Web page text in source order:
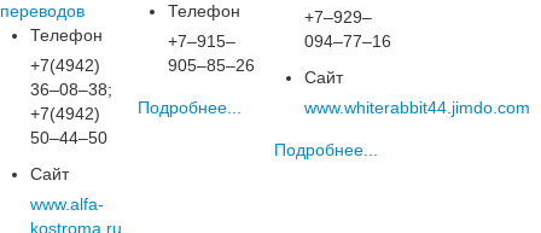
переводов
Телефон
+7(4942)
36‒08‒38;
+7(4942)
50‒44‒50
Сайт
www.alfa-
kostroma.ru
Телефон
+7‒915‒
905‒85‒26
Подробнее...
+7‒929‒
094‒77‒16
Сайт
www.whiterabbit44.jimdo.com
Подробнее...